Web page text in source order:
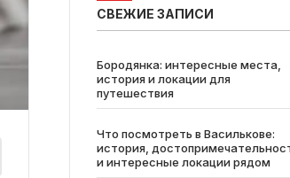
СВЕЖИЕ ЗАПИСИ
Бородянка: интересные места,
история и локации для
путешествия
Что посмотреть в Василькове:
история,
и интересные локации рядом